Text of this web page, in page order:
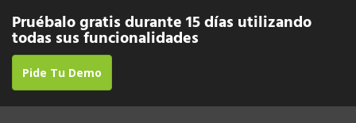
Pruébalo gratis durante 15 días utilizando
todas sus funcionalidades
Pide Tu Demo